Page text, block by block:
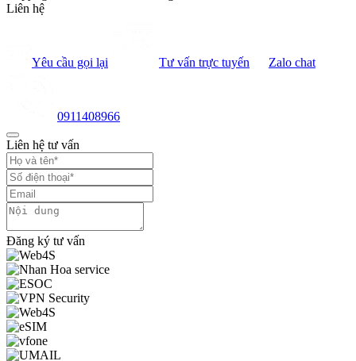
Liên hệ
Yêu cầu gọi lại Tư vấn trực tuyến Zalo chat
0911408966
Liên hệ tư vấn
Đăng ký tư vấn